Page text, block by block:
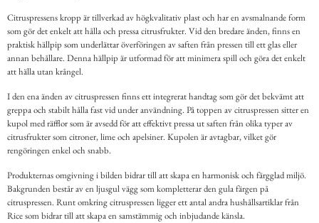
Citruspressens kropp är tillverkad av högkvalitativ plast och har en avsmalnande form
som gör det enkelt att hålla och pressa citrusfrukter. Vid den bredare änden, finns en
praktisk hällpip som underlättar överföringen av saften från pressen till ett glas eller
annan behållare. Denna hällpip är utformad för att minimera spill och göra det enkelt
att hälla utan krångel.
I den ena änden av citruspressen finns ett integrerat handtag som gör det bekvämt att
greppa och stabilt hålla fast vid under användning. På toppen av citruspressen sitter en
kupol med räfflor som är avsedd för att effektivt pressa ut saften från olika typer av
citrusfrukter som citroner, lime och apelsiner. Kupolen är avtagbar, vilket gör
rengöringen enkel och snabb.
Produkternas omgivning i bilden bidrar till att skapa en harmonisk och färgglad miljö.
Bakgrunden består av en ljusgul vägg som kompletterar den gula färgen på
citruspressen. Runt omkring citruspressen ligger ett antal andra hushållsartiklar från
Rice som bidrar till att skapa en samstämmig och inbjudande känsla.